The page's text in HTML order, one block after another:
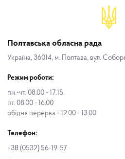
Полтавська обласна рада
Україна, 36014, м. Полтава, вул.
Режим роботи:
пн.-чт. 08.00 - 17.15,
пт. 08.00 - 16.00
обідня перерва - 12.00 - 13.00
Телефон:
+38 (0532) 56-19-57